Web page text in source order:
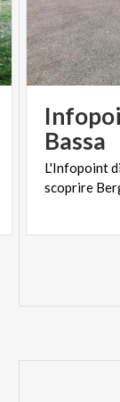
Bassa
L'Infopoint
scoprire